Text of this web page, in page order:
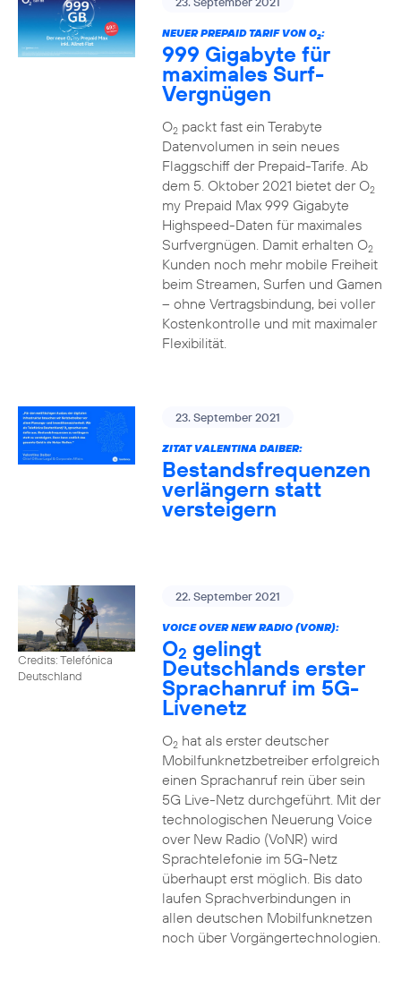
NEUER PREPAID TARIF VON O2:
999 Gigabyte für
maximales Surf-
Vergnügen
O2packt fast ein Terabyte
Datenvolumen in sein neues
Flaggschiff der Prepaid-Tarife. Ab
dem 5. Oktober 2021 bietet der O2
my Prepaid Max 999 Gigabyte
Highspeed-Daten für maximales
Surfvergnügen. Damit erhalten O2
Kunden noch mehr mobile Freiheit
beim Streamen, Surfen und Gamen
– ohne Vertragsbindung, bei voller
Kostenkontrolle und mit maximaler
Flexibilität.
23. September 2021
ZITAT VALENTINA DAIBER:
Bestandsfrequenzen
verlängern statt
versteigern
Credits: Telefónica
Deutschland
22. September 2021
VOICE OVER NEW RADIO (VONR):
O2 gelingt
Deutschlands erster
Sprachanruf im 5G-
Livenetz
O2hat als erster deutscher
Mobilfunknetzbetreiber erfolgreich
einen Sprachanruf rein über sein
5G Live-Netz durchgeführt. Mit der
technologischen Neuerung Voice
over New Radio (VoNR) wird
Sprachtelefonie im 5G-Netz
überhaupt erst möglich. Bis dato
laufen Sprachverbindungen in
allen deutschen Mobilfunknetzen
noch über Vorgängertechnologien.